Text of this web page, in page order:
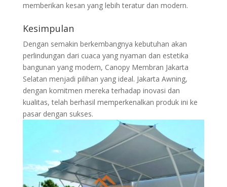
memberikan kesan yang lebih teratur dan modern.
Kesimpulan
Dengan semakin berkembangnya kebutuhan akan
perlindungan dari cuaca yang nyaman dan estetika
bangunan yang modern, Canopy Membran Jakarta
Selatan menjadi pilihan yang ideal. Jakarta Awning,
dengan komitmen mereka terhadap inovasi dan
kualitas, telah berhasil memperkenalkan produk ini ke
pasar dengan sukses.